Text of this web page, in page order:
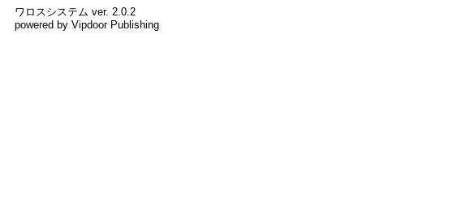
ワロスシステム ver. 2.0.2
powered by Vipdoor Publishing